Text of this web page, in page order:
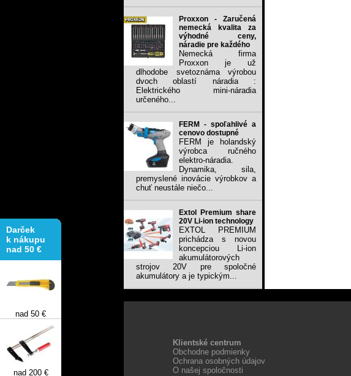
Darček
k nákupu
nad 50 €
nad 200 €
Proxxon - Zaručená
nemecká kvalita za
výhodné ceny,
náradie pre každého
Nemecká firma
Proxxon je už
dlhodobe svetoznáma výrobou
dvoch oblastí náradia :
Elektrického mini-náradia
určeného...
FERM - spoľahlivé a
cenovo dostupné
FERM je holandský
výrobca ručného
elektro-náradia.
Dynamika, sila,
premyslené inovácie výrobkov a
chuť neustále niečo...
Extol Premium share
20V Li-ion technology
EXTOL PREMIUM
prichádza s novou
koncepciou Li-ion
akumulátorových
strojov 20V pre spoločné
akumulátory a je typickým...
Klientské centrum
Obchodne podmienky
Ochrana osobných údajov
O našej spoločnosti